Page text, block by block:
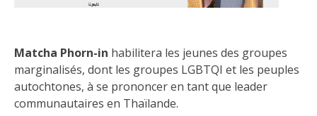
Matcha Phorn-in habilitera les jeunes des groupes
marginalisés, dont les groupes LGBTQI et les peuples
autochtones, à se prononcer en tant que leader
communautaires en Thaïlande.